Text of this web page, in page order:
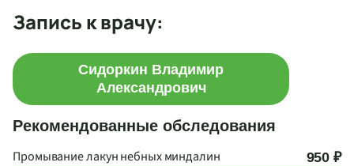
Запись к врачу:
Сидоркин Владимир
Александрович
Рекомендованные обследования
Промывание лакун небных миндалин
950 ₽